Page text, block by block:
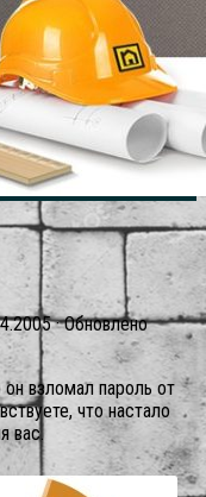
· Обновлено
взломал пароль от
что настало
вас.